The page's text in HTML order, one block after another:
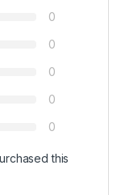
0
0
0
0
0
this